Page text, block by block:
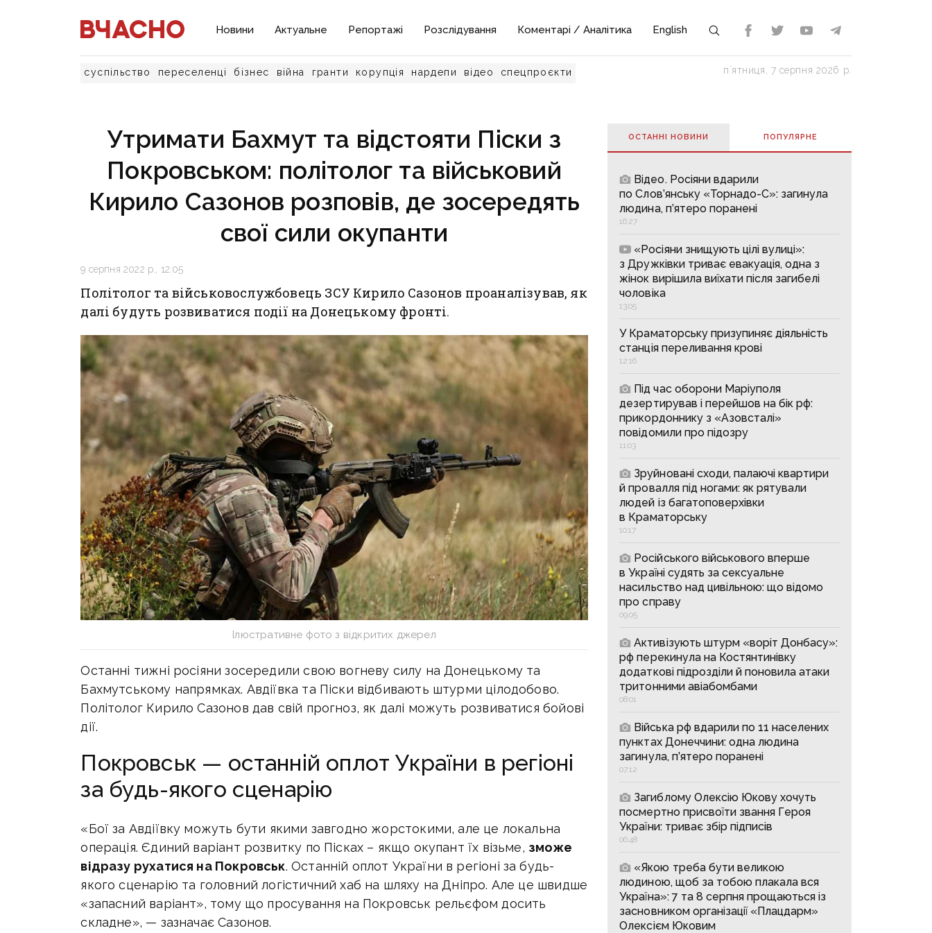
Новини Актуальне Репортажі Розслідування Коментарі / Аналітика English
суспільство переселенці бізнес війна гранти корупція нардепи відео спецпроєкти пʼятниця, 7 серпня 2026 р.
Утримати Бахмут та відстояти Піски з
Покровськом: політолог та військовий
Кирило Сазонов розповів, де зосередять
свої сили окупанти
9 серпня 2022 р., 12:05
Політолог та військовослужбовець ЗСУ Кирило Сазонов проаналізував, як
далі будуть розвиватися події на Донецькому фронті.
Ілюстративне фото з відкритих джерел
Останні тижні росіяни зосередили свою вогневу силу на Донецькому та
Бахмутському напрямках. Авдіївка та Піски відбивають штурми цілодобово.
Політолог Кирило Сазонов дав свій прогноз, як далі можуть розвиватися бойові
дії.
Покровськ — останній оплот України в регіоні
за будь-якого сценарію
«Бої за Авдіївку можуть бути якими завгодно жорстокими, але це локальна
операція. Єдиний варіант розвитку по Пісках – якщо окупант їх візьме, зможе
відразу рухатися на Покровськ. Останній оплот України в регіоні за будь-
якого сценарію та головний логістичний хаб на шляху на Дніпро. Але це швидше
«запасний варіант», тому що просування на Покровськ рельєфом досить
складне», — зазначає Сазонов.
ОСТАННІ НОВИНИ ПОПУЛЯРНE
Відео. Росіяни вдарили
по Слов’янську «Торнадо-С»: загинула
людина, п’ятеро поранені
16:27
«Росіяни знищують цілі вулиці»:
з Дружківки триває евакуація, одна з
жінок вирішила виїхати після загибелі
чоловіка
13:05
У Краматорську призупиняє діяльність
станція переливання крові
12:16
Під час оборони Маріуполя
дезертирував і перейшов на бік рф:
прикордоннику з «Азовсталі»
повідомили про підозру
11:03
Зруйновані сходи, палаючі квартири
й провалля під ногами: як рятували
людей із багатоповерхівки
в Краматорську
10:17
Російського військового вперше
в Україні судять за сексуальне
насильство над цивільною: що відомо
про справу
09:05
Активізують штурм «воріт Донбасу»:
рф перекинула на Костянтинівку
додаткові підрозділи й поновила атаки
тритонними авіабомбами
08:01
Війська рф вдарили по 11 населених
пунктах Донеччини: одна людина
загинула, п’ятеро поранені
07:12
Загиблому Олексію Юкову хочуть
посмертно присвоїти звання Героя
України: триває збір підписів
06:48
«Якою треба бути великою
людиною, щоб за тобою плакала вся
Україна»: 7 та 8 серпня прощаються із
засновником організації «Плацдарм»
Олексієм Юковим